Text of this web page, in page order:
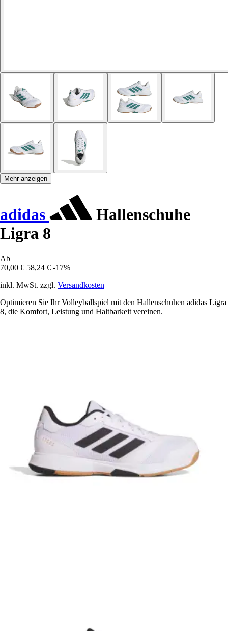
Mehr anzeigen
adidas
Hallenschuhe
Ligra 8
Ab
70,00 € 58,24 € -17%
inkl. MwSt. zzgl. Versandkosten
Optimieren Sie Ihr Volleyballspiel mit den Hallenschuhen adidas Ligra
8, die Komfort, Leistung und Haltbarkeit vereinen.